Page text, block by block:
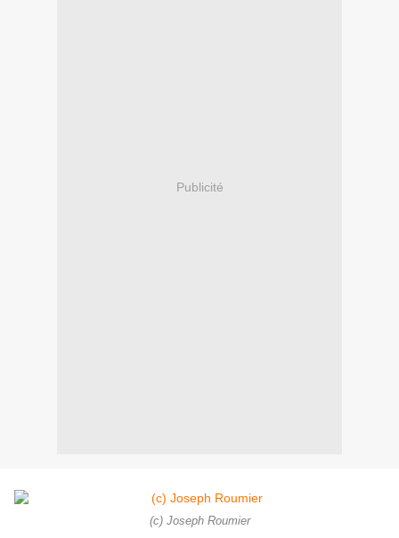
Publicité
(c) Joseph Roumier